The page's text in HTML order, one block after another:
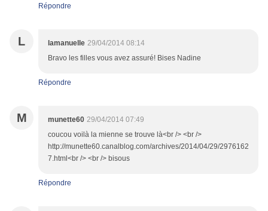
Répondre
L lamanuelle 29/04/2014 08:14
Bravo les filles vous avez assuré! Bises Nadine
Répondre
M munette60 29/04/2014 07:49
coucou voilà la mienne se trouve là<br /> <br />
http://munette60.canalblog.com/archives/2014/04/29/2976162
7.html<br /> <br /> bisous
Répondre